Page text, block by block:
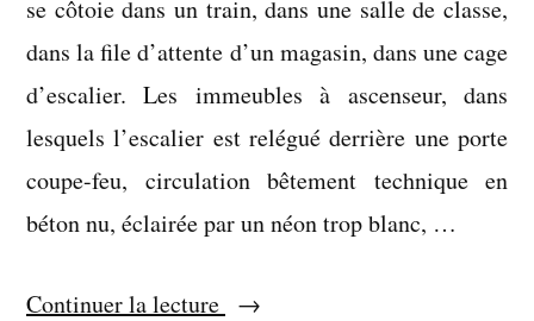
se côtoie dans un train, dans une salle de classe,
dans la file d’attente d’un magasin, dans une cage
d’escalier. Les immeubles à ascenseur, dans
lesquels l’escalier est relégué derrière une porte
coupe-feu, circulation bêtement technique en
béton nu, éclairée par un néon trop blanc, …
Continuer la lecture « C’est